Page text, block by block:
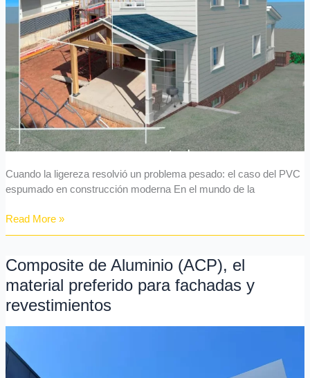
Cuando la ligereza resolvió un problema pesado: el caso del PVC
espumado en construcción moderna En el mundo de la
construcción
moderna
Read More »
Composite de Aluminio (ACP), el
material preferido para fachadas y
revestimientos
Composite
Aluminio
(ACP),
el
material
preferido
para